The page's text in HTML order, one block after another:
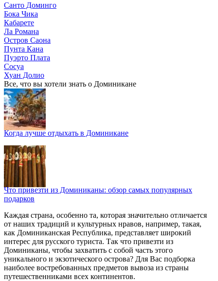
Санто Доминго
Бока Чика
Кабарете
Ла Романа
Остров Саона
Пунта Кана
Пуэрто Плата
Сосуа
Хуан Долио
Все, что вы хотели знать o Доминикане
Когда лучше отдыхать в Доминикане
Что привезти из Доминиканы: обзор самых популярных
подарков
Каждая страна, особенно та, которая значительно отличается
от наших традиций и культурных нравов, например, такая,
как Доминиканская Республика, представляет широкий
интерес для русского туриста. Так что привезти из
Доминиканы, чтобы захватить с собой часть этого
уникального и экзотического острова? Для Вас подборка
наиболее востребованных предметов вывоза из страны
путешественниками всех континентов.